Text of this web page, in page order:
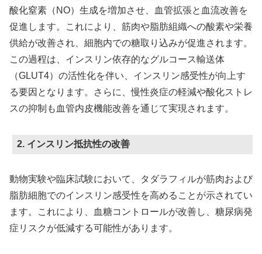
酸化窒素（NO）生成を増加させ、血管拡張と血流改善を
促進します。これにより、筋肉や脂肪組織への酸素や栄養
供給が改善され、細胞内での糖取り込みが促進されます。
この過程は、インスリン依存的なグルコース輸送体
（GLUT4）の活性化を伴い、インスリン感受性が向上す
る要因となります。さらに、慢性炎症の軽減や酸化ストレ
スの抑制も血管内皮機能改善を通じて実現されます。
2. インスリン抵抗性の改善
動物実験や臨床試験において、タダラフィルが筋肉および
脂肪細胞でのインスリン感受性を高めることが示されてい
ます。これにより、血糖コントロールが改善し、糖尿病発
症リスクが低減する可能性があります。